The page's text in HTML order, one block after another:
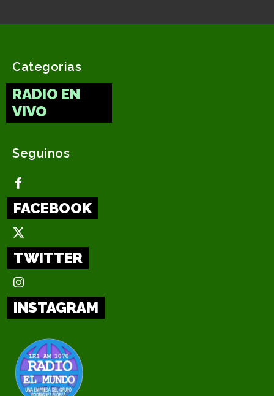
Categorias
RADIO EN
VIVO
Seguinos
FACEBOOK
TWITTER
INSTAGRAM